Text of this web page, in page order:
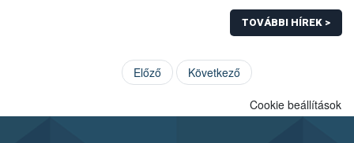
TOVÁBBI HÍREK >
Előző Következő
Cookie beállítások